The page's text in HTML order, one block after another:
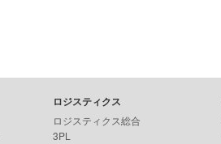
ロジスティクス
ロジスティクス総合
3PL